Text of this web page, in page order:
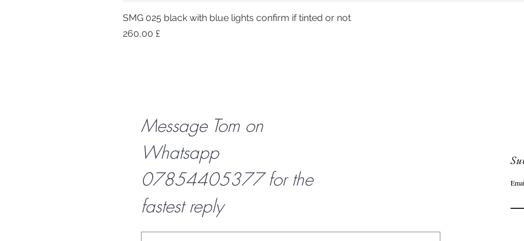
SMG 025 black with blue lights confirm if tinted or not
Preis
260,00 £
Message Tom on
Whatsapp
07854405377 for the
fastest reply